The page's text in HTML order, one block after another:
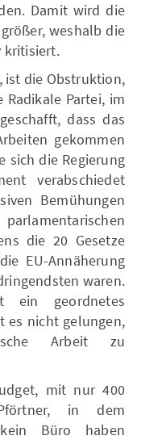
Damit wird die
weshalb die
kritisiert.
ist die Obstruktion,
Partei, im
dass das
gekommen
sich die Regierung
verabschiedet
Bemühungen
die 20 Gesetze
EU-Annäherung
waren.
ein geordnetes
es nicht gelungen,
Arbeit zu
mit nur 400
in dem
Büro haben